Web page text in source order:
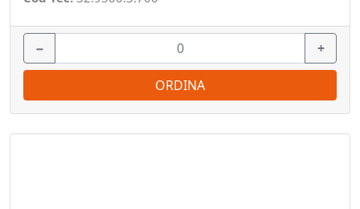
− +
ORDINA